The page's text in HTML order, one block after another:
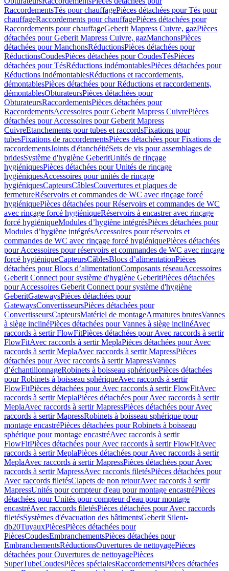
RaccordementsTés pour chauffagePièces détachées pour Tés pour
chauffageRaccordements pour chauffagePièces détachées pour
Raccordements pour chauffageGeberit Mapress Cuivre, gazPièces
détachées pour Geberit Mapress Cuivre, gazManchonsPièces
détachées pour ManchonsRéductionsPièces détachées pour
RéductionsCoudesPièces détachées pour CoudesTésPièces
détachées pour TésRéductions indémontablesPièces détachées pour
Réductions indémontablesRéductions et raccordements,
démontablesPièces détachées pour Réductions et raccordements,
démontablesObturateursPièces détachées pour
ObturateursRaccordementsPièces détachées pour
RaccordementsAccessoires pour Geberit Mapress CuivrePièces
détachées pour Accessoires pour Geberit Mapress
CuivreEtanchements pour tubes et raccordsFixations pour
tubesFixations de raccordementsPièces détachées pour Fixations de
raccordementsJoints d'étanchéitéSets de vis pour assemblages de
bridesSystème d'hygiène GeberitUnités de rinçage
hygiéniquesPièces détachées pour Unités de rinçage
hygiéniquesAccessoires pour unités de rinçage
hygiéniquesCapteursCâblesCouvertures et plaques de
fermetureRéservoirs et commandes de WC avec rinçage forcé
hygiéniquePièces détachées pour Réservoirs et commandes de WC
avec rinçage forcé hygiéniqueRéservoirs à encastrer avec rinçage
forcé hygiéniqueModules d’hygiène intégrésPièces détachées pour
Modules d’hygiène intégrésAccessoires pour réservoirs et
commandes de WC avec rinçage forcé hygiéniquePièces détachées
pour Accessoires pour réservoirs et commandes de WC avec rinçage
forcé hygiéniqueCapteursCâblesBlocs d’alimentationPièces
détachées pour Blocs d’alimentationComposants réseauAccessoires
Geberit Connect pour système d'hygiène GeberitPièces détachées
pour Accessoires Geberit Connect pour système d'hygiène
GeberitGatewaysPièces détachées pour
GatewaysConvertisseursPièces détachées pour
ConvertisseursCapteursMatériel de montageArmatures brutesVannes
à siège inclinéPièces détachées pour Vannes à siège inclinéAvec
raccords à sertir FlowFitPièces détachées pour Avec raccords à sertir
FlowFitAvec raccords à sertir MeplaPièces détachées pour Avec
raccords à sertir MeplaAvec raccords à sertir MapressPièces
détachées pour Avec raccords à sertir MapressVannes
d’échantillonnageRobinets à boisseau sphériquePièces détachées
pour Robinets à boisseau sphériqueAvec raccords à sertir
FlowFitPièces détachées pour Avec raccords à sertir FlowFitAvec
raccords à sertir MeplaPièces détachées pour Avec raccords à sertir
MeplaAvec raccords à sertir MapressPièces détachées pour Avec
raccords à sertir MapressRobinets à boisseau sphérique pour
montage encastréPièces détachées pour Robinets à boisseau
sphérique pour montage encastréAvec raccords à sertir
FlowFitPièces détachées pour Avec raccords à sertir FlowFitAvec
raccords à sertir MeplaPièces détachées pour Avec raccords à sertir
MeplaAvec raccords à sertir MapressPièces détachées pour Avec
raccords à sertir MapressAvec raccords filetésPièces détachées pour
Avec raccords filetésClapets de non retourAvec raccords à sertir
MapressUnités pour compteur d'eau pour montage encastréPièces
détachées pour Unités pour compteur d'eau pour montage
encastréAvec raccords filetésPièces détachées pour Avec raccords
filetésSystèmes d'évacuation des bâtimentsGeberit Silent-
db20TuyauxPiècesPièces détachées pour
PiècesCoudesEmbranchementsPièces détachées pour
EmbranchementsRéductionsOuvertures de nettoyagePièces
détachées pour Ouvertures de nettoyagePièces
SuperTubeCoudesPièces spécialesRaccordementsPièces détachées